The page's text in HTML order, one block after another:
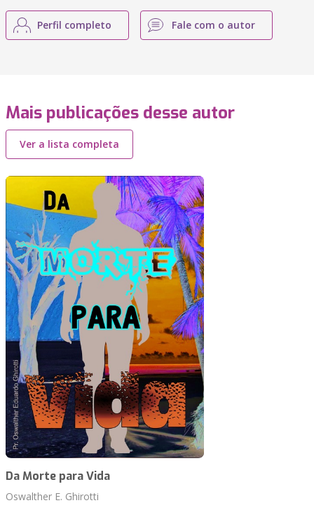
Perfil completo Fale com o autor
Mais publicações desse autor
Ver a lista completa
Da Morte para Vida
Oswalther E. Ghirotti